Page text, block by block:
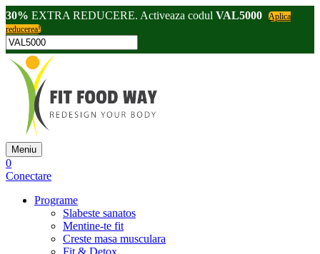
30% EXTRA REDUCERE. Activeaza codul VAL5000
Aplica
reducerea!
Meniu
0
Conectare
Programe
Slabeste sanatos
Mentine-te fit
Creste masa musculara
Fit & Detox